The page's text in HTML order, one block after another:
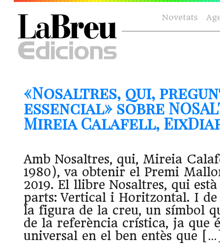
Novetats
«Nosaltres, qui,
essencial» sobre
Mireia Calafell, EixDiari
Amb Nosaltres, qui, Mireia
1980), va obtenir el Premi
2019. El llibre Nosaltres, qui
parts: Vertical i Horitzontal. I de
la figura de la creu, un símbol
de la referència crística, ja que
universal en el ben entès que